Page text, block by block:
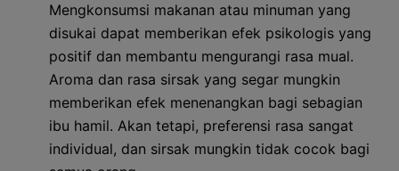
Mengkonsumsi makanan atau minuman yang
disukai dapat memberikan efek psikologis yang
positif dan membantu mengurangi rasa mual.
Aroma dan rasa sirsak yang segar mungkin
memberikan efek menenangkan bagi sebagian
ibu hamil. Akan tetapi, preferensi rasa sangat
individual, dan sirsak mungkin tidak cocok bagi